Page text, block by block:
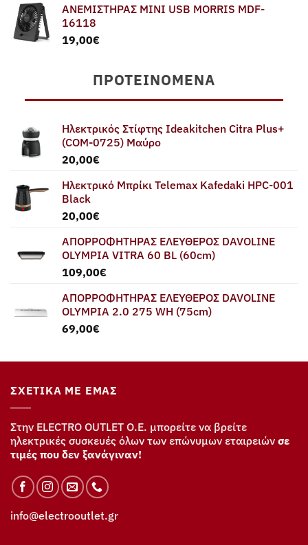
ΑΝΕΜΙΣΤΗΡΑΣ MINI USB MORRIS MDF-
16118
19,00€
ΠΡΟΤΕΙΝΌΜΕΝΑ
Ηλεκτρικός Στίφτης Ideakitchen Citra Plus+
(COM-0725) Μαύρο
20,00€
Ηλεκτρικό Μπρίκι Telemax Kafedaki HPC-001
Black
20,00€
ΑΠΟΡΡΟΦΗΤΗΡΑΣ ΕΛΕΥΘΕΡΟΣ DAVOLINE
OLYMPIA VITRA 60 BL (60cm)
109,00€
ΑΠΟΡΡΟΦΗΤΗΡΑΣ ΕΛΕΥΘΕΡΟΣ DAVOLINE
OLYMPIA 2.0 275 WH (75cm)
69,00€
ΣΧΕΤΙΚΆ ΜΕ ΕΜΆΣ
Στην ELECTRO OUTLET Ο.Ε. μπορείτε να βρείτε
ηλεκτρικές συσκευές όλων των επώνυμων εταιρειών σε
τιμές που δεν ξανάγιναν!
info@electrooutlet.gr